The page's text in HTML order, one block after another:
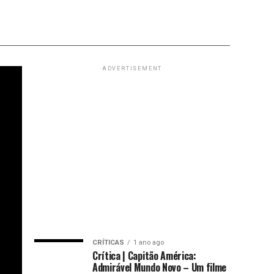
ADVERTISEMENT
CRÍTICAS 1 ano ago
Crítica | Capitão América:
Admirável Mundo Novo – Um filme